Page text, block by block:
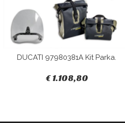
DUCATI 97980381A Kit Parka.
€ 1.108,80